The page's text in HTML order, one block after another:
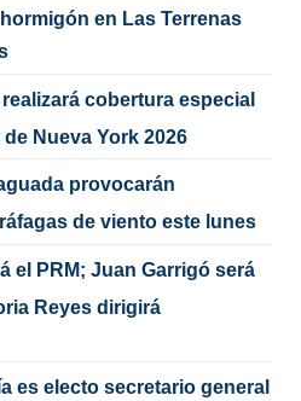
en Las Terrenas
cobertura especial
Nueva York 2026
provocarán
de viento este lunes
el PRM; Juan Garrigó será
Reyes dirigirá
es electo secretario general